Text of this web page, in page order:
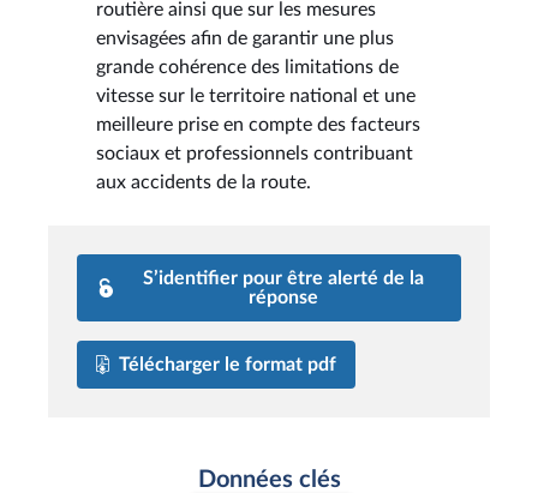
routière ainsi que sur les mesures
envisagées afin de garantir une plus
grande cohérence des limitations de
vitesse sur le territoire national et une
meilleure prise en compte des facteurs
sociaux et professionnels contribuant
aux accidents de la route.
S’identifier pour être alerté de la
réponse
Télécharger le format pdf
Données clés